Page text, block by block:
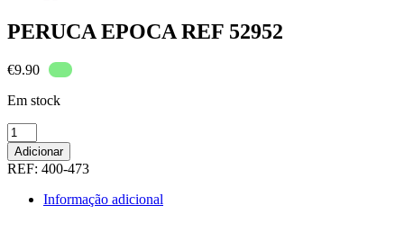
PERUCA EPOCA REF 52952
€9.90
Em stock
Quantidade
de
PERUCA
EPOCA
REF
Adicionar
REF: 400-473
Informação adicional